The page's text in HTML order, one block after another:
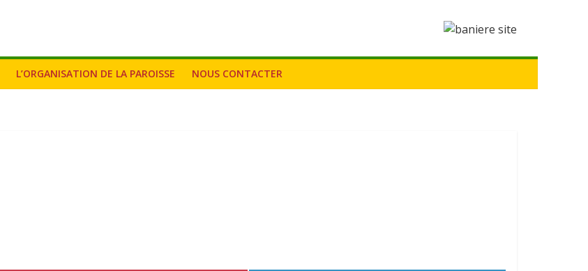
L’ORGANISATION DE LA PAROISSE NOUS CONTACTER